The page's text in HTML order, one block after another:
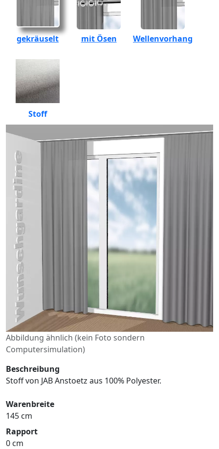
gekräuselt mit Ösen Wellenvorhang
Stoff
Abbildung ähnlich (kein Foto sondern
Computersimulation)
Beschreibung
Stoff von JAB Anstoetz aus 100% Polyester.
Warenbreite
145 cm
Rapport
0 cm